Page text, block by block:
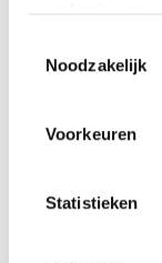
Noodzakelijk
Voorkeuren
Statistieken
VAN